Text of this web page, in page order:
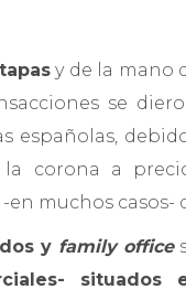
y de la mano
se
españolas,
corona a
muchos casos-
y family office
situados